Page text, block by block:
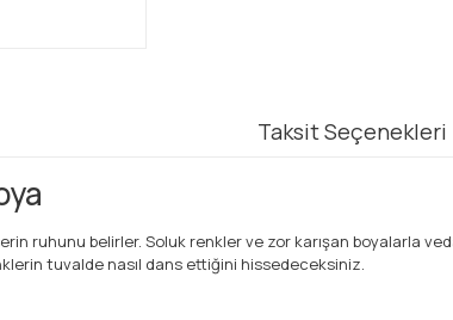
Taksit Seçenekleri
ruhunu belirler. Soluk renkler ve zor karışan boyalarla
tuvalde nasıl dans ettiğini hissedeceksiniz.